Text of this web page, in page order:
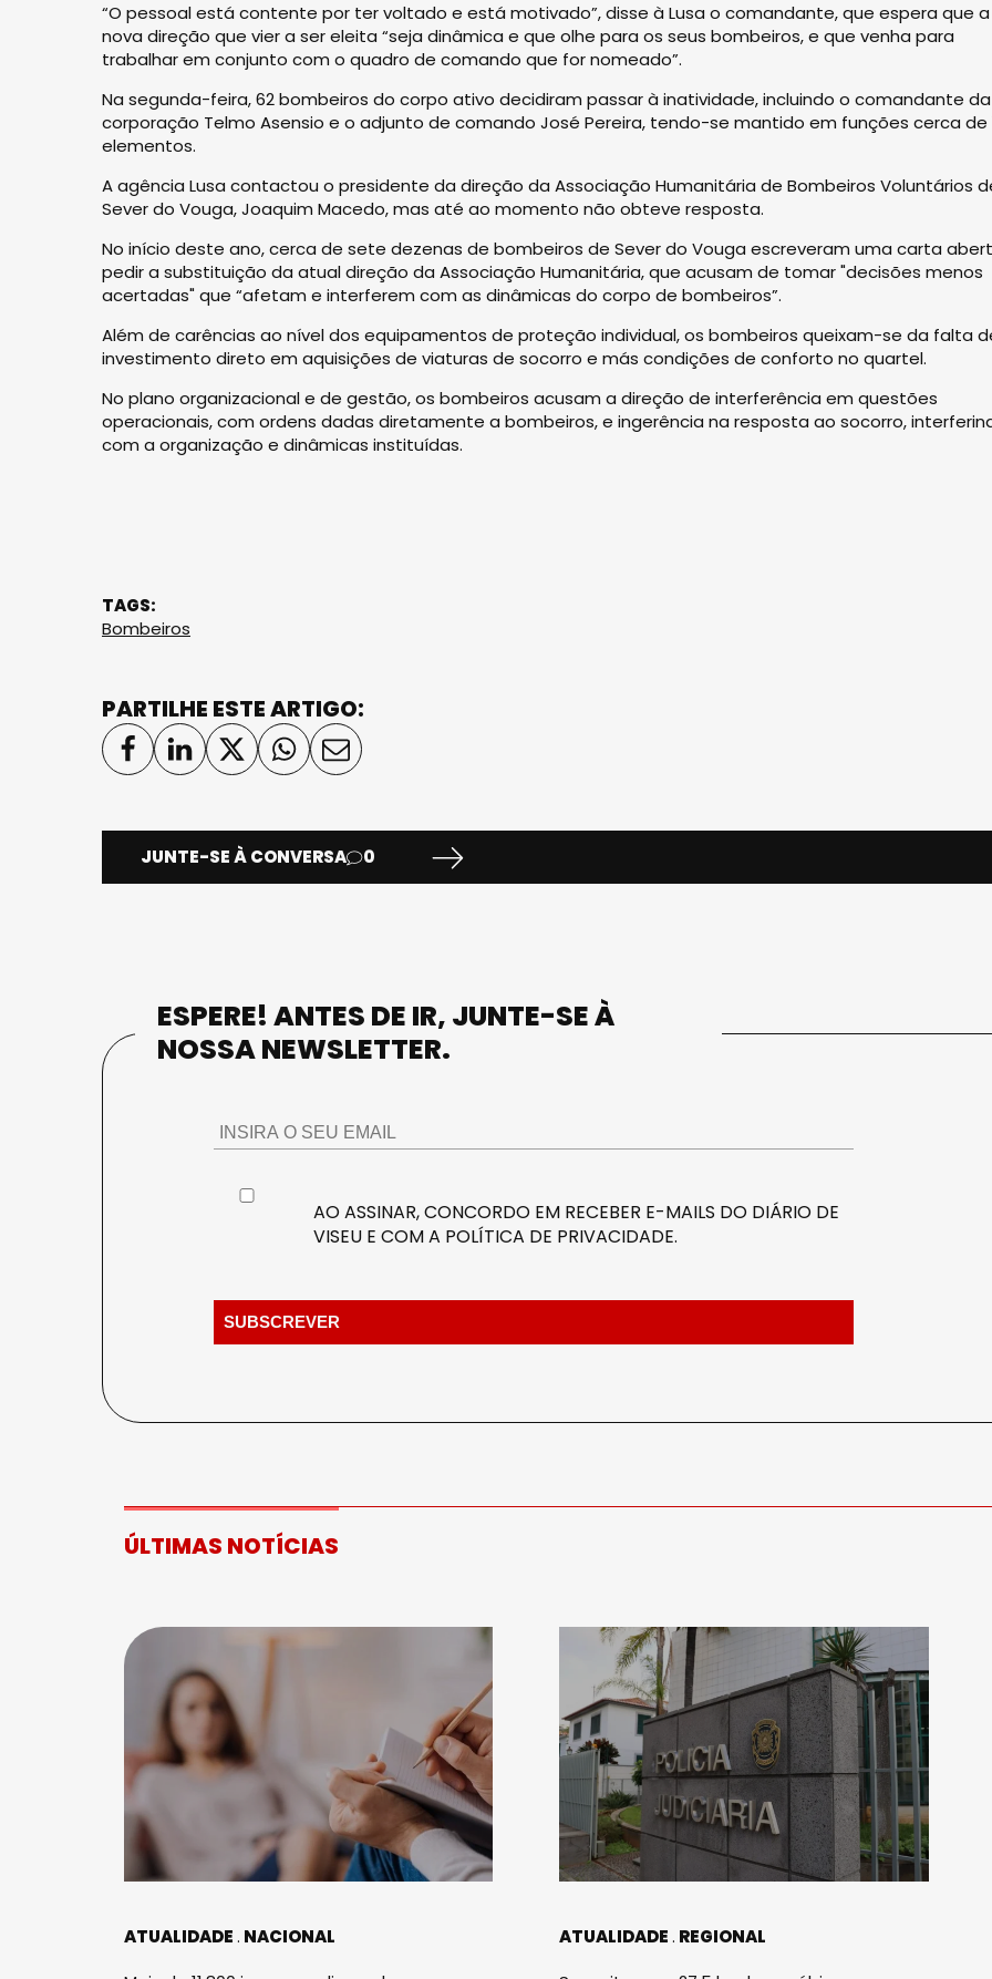
“O pessoal está contente por ter voltado e está motivado”, disse à Lusa o comandante, que espera que a
nova direção que vier a ser eleita “seja dinâmica e que olhe para os seus bombeiros, e que venha para
trabalhar em conjunto com o quadro de comando que for nomeado”.
Na segunda-feira, 62 bombeiros do corpo ativo decidiram passar à inatividade, incluindo o comandante da
corporação Telmo Asensio e o adjunto de comando José Pereira, tendo-se mantido em funções cerca de
elementos.
A agência Lusa contactou o presidente da direção da Associação Humanitária de Bombeiros Voluntários
Sever do Vouga, Joaquim Macedo, mas até ao momento não obteve resposta.
No início deste ano, cerca de sete dezenas de bombeiros de Sever do Vouga escreveram uma carta
pedir a substituição da atual direção da Associação Humanitária, que acusam de tomar "decisões menos
acertadas" que “afetam e interferem com as dinâmicas do corpo de bombeiros”.
Além de carências ao nível dos equipamentos de proteção individual, os bombeiros queixam-se da falta
investimento direto em aquisições de viaturas de socorro e más condições de conforto no quartel.
No plano organizacional e de gestão, os bombeiros acusam a direção de interferência em questões
operacionais, com ordens dadas diretamente a bombeiros, e ingerência na resposta ao socorro,
com a organização e dinâmicas instituídas.
TAGS:
Bombeiros
PARTILHE ESTE ARTIGO:
JUNTE-SE À CONVERSA 0
ESPERE! ANTES DE IR, JUNTE-SE À
NOSSA NEWSLETTER.
AO ASSINAR, CONCORDO EM RECEBER E-MAILS DO DIÁRIO DE
VISEU E COM A POLÍTICA DE PRIVACIDADE.
ÚLTIMAS NOTÍCIAS
ATUALIDADE NACIONAL
ATUALIDADE REGIONAL